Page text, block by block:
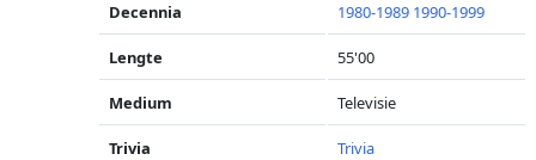
Decennia 1980-1989 1990-1999
Lengte 55'00
Medium Televisie
Trivia Trivia